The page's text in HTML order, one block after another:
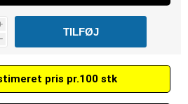
pris pr.100 stk